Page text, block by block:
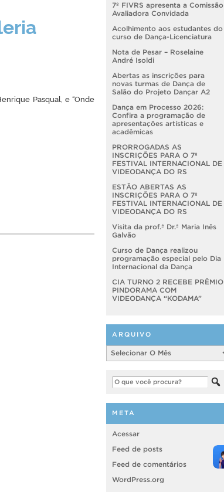
Pasqual, e “Onde
7º FIVRS apresenta a Comissão
Avaliadora Convidada
Acolhimento aos estudantes do
curso de Dança-Licenciatura
Nota de Pesar – Roselaine
André Isoldi
Abertas as inscrições para
novas turmas de Dança de
Salão do Projeto Dançar A2
Dança em Processo 2026:
Confira a programação de
apresentações artísticas e
acadêmicas
PRORROGADAS AS
INSCRIÇÕES PARA O 7º
FESTIVAL INTERNACIONAL DE
VIDEODANÇA DO RS
ESTÃO ABERTAS AS
INSCRIÇÕES PARA O 7º
FESTIVAL INTERNACIONAL DE
VIDEODANÇA DO RS
Visita da prof.ª Dr.ª Maria Inês
Galvão
Curso de Dança realizou
programação especial pelo Dia
Internacional da Dança
CIA TURNO 2 RECEBE PRÊMIO
PINDORAMA COM
VIDEODANÇA “KODAMA”
ARQUIVO
Arquivo
META
Acessar
Feed de posts
Feed de comentários
WordPress.org